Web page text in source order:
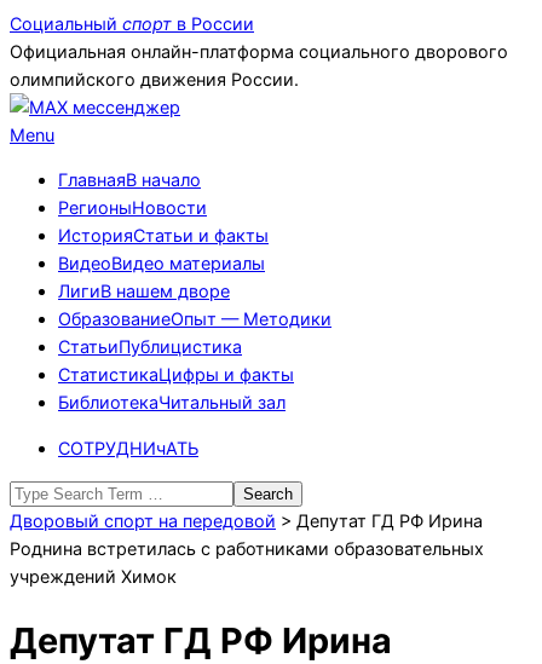
Skip
to
content
Социальный спорт в России
Официальная онлайн-платформа социального дворового
олимпийского движения России.
Primary
Menu
Menu
ГлавнаяВ начало
РегионыНовости
ИсторияСтатьи и факты
ВидеоВидео материалы
ЛигиВ нашем дворе
ОбразованиеОпыт — Методики
СтатьиПублицистика
СтатистикаЦифры и факты
БиблиотекаЧитальный зал
СОТРУДНИчАТЬ
Search
Дворовый спорт на передовой > Депутат ГД РФ Ирина
Роднина встретилась с работниками образовательных
учреждений Химок
Депутат ГД РФ Ирина